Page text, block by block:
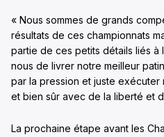
« Nous sommes de grands
résultats de ces championnats
partie de ces petits détails liés à
nous de livrer notre meilleur
par la pression et juste
et bien sûr avec de la liberté et
La prochaine étape avant les